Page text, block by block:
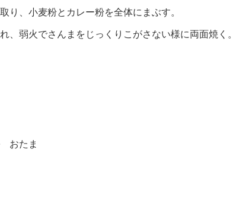
、小麦粉とカレー粉を全体にまぶす。
、弱火でさんまをじっくりこがさない様に両面焼く
おたま